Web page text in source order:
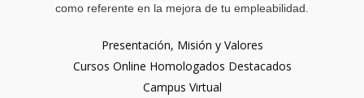
como referente en la mejora de tu empleabilidad.
Presentación, Misión y Valores
Cursos Online Homologados Destacados
Campus Virtual